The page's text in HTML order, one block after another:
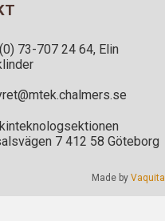
73-707 24 64, Elin
7 412 58 Göteborg
Made byVaquita